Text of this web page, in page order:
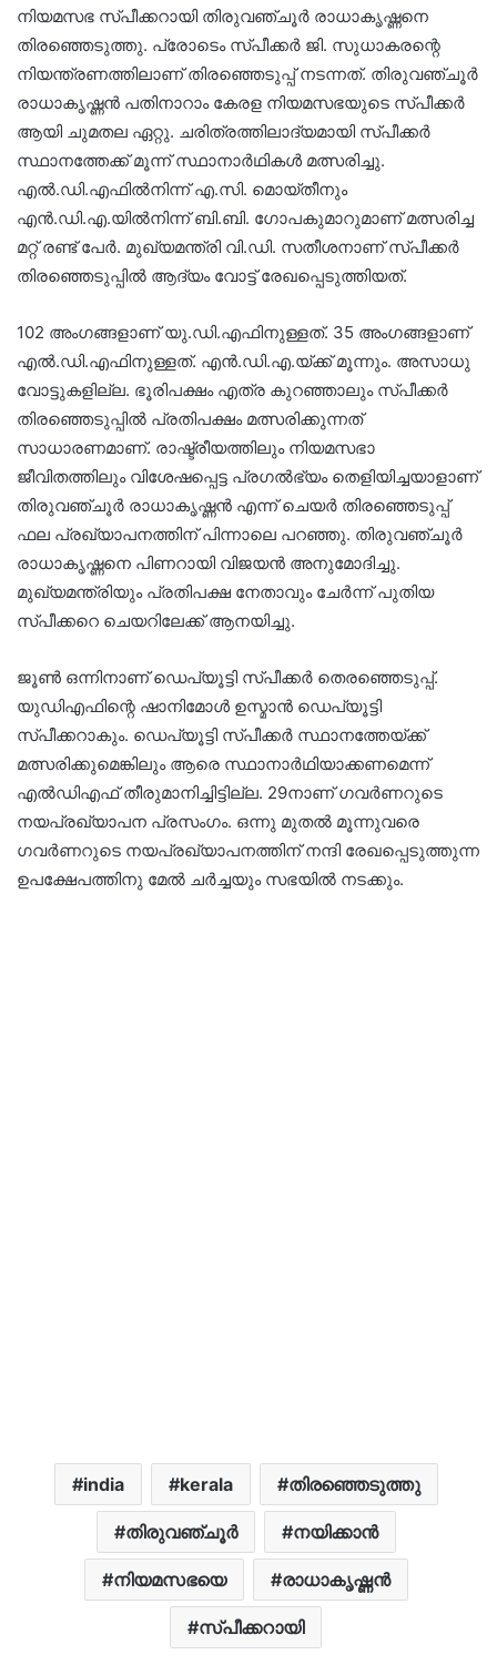
നിയമസഭ സ്പീക്കറായി തിരുവഞ്ചൂർ രാധാകൃഷ്ണനെ
തിരഞ്ഞെടുത്തു. പ്രോടെം സ്പീക്കർ ജി. സുധാകരന്റെ
നിയന്ത്രണത്തിലാണ് തിരഞ്ഞെടുപ്പ് നടന്നത്. തിരുവഞ്ചൂർ
രാധാകൃഷ്ണൻ പതിനാറാം കേരള നിയമസഭയുടെ സ്പീക്കർ
ആയി ചുമതല ഏറ്റു. ചരിത്രത്തിലാദ്യമായി സ്പീക്കർ
സ്ഥാനത്തേക്ക് മൂന്ന് സ്ഥാനാർഥികൾ മത്സരിച്ചു.
എൽ.ഡി.എഫിൽനിന്ന് എ.സി. മൊയ്തീനും
എൻ.ഡി.എ.യിൽനിന്ന് ബി.ബി. ഗോപകുമാറുമാണ് മത്സരിച്ച
മറ്റ് രണ്ട് പേർ‌. മുഖ്യമന്ത്രി വി.ഡി. സതീശനാണ് സ്പീക്കർ
തിരഞ്ഞെടുപ്പിൽ ആദ്യം വോട്ട് രേഖപ്പെടുത്തിയത്.
102 അംഗങ്ങളാണ് യു.ഡി.എഫിനുള്ളത്. 35 അംഗങ്ങളാണ്
എൽ.ഡി.എഫിനുള്ളത്. എൻ.ഡി.എ.യ്ക്ക് മൂന്നും. അസാധു
വോട്ടുകളില്ല. ഭൂരിപക്ഷം എത്ര കുറഞ്ഞാലും സ്പീക്കർ
തിരഞ്ഞെടുപ്പിൽ പ്രതിപക്ഷം മത്സരിക്കുന്നത്
സാധാരണമാണ്. രാഷ്ട്രീയത്തിലും നിയമസഭാ
ജീവിതത്തിലും വിശേഷപ്പെട്ട പ്രഗൽഭ്യം തെളിയിച്ചയാളാണ്
തിരുവഞ്ചൂർ രാധാകൃഷ്ണൻ എന്ന് ചെയർ തിരഞ്ഞെടുപ്പ്
ഫല പ്രഖ്യാപനത്തിന് പിന്നാലെ പറഞ്ഞു. തിരുവഞ്ചൂർ
രാധാകൃഷ്ണനെ പിണറായി വിജയൻ അനുമോദിച്ചു.
മുഖ്യമന്ത്രിയും പ്രതിപക്ഷ നേതാവും ചേർന്ന് പുതിയ
സ്പീക്കറെ ചെയറിലേക്ക് ആനയിച്ചു.
ജൂൺ ഒന്നിനാണ്‌ ഡെപ്യൂട്ടി സ്‌പീക്കർ തെരഞ്ഞെടുപ്പ്‌.
യുഡിഎഫിന്റെ ഷാനിമോൾ ഉസ്മാൻ ഡെപ്യൂട്ടി
സ്പീക്കറാകും. ഡെപ്യൂട്ടി സ്പീക്കർ സ്ഥാനത്തേയ്ക്ക്
മത്സരിക്കുമെങ്കിലും ആരെ സ്ഥാനാർഥിയാക്കണമെന്ന്
എൽഡിഎഫ് തീരുമാനിച്ചിട്ടില്ല. 29നാണ് ഗവർണറുടെ
നയപ്രഖ്യാപന പ്രസംഗം. ഒന്നു മുതൽ മൂന്നുവരെ
ഗവർണറുടെ നയപ്രഖ്യാപനത്തിന്‌ നന്ദി രേഖപ്പെടുത്തുന്ന
ഉപക്ഷേപത്തിനു മേൽ ചർച്ചയും സഭയിൽ നടക്കും.
india kerala തിരഞ്ഞെടുത്തു
തിരുവഞ്ചൂർ നയിക്കാൻ
നിയമസഭയെ രാധാകൃഷ്ണൻ
സ്പീ​ക്ക​റായി